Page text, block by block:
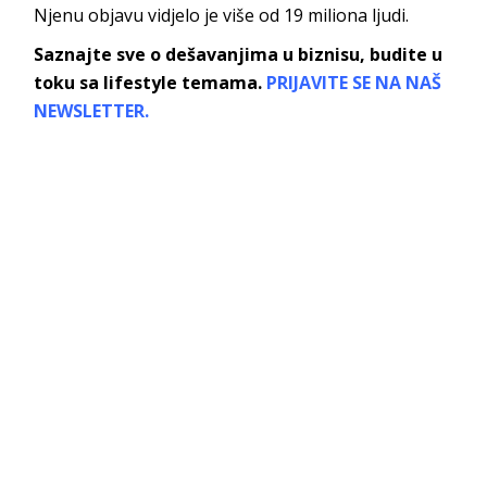
Njenu objavu vidjelo je više od 19 miliona ljudi.
Saznajte sve o dešavanjima u biznisu, budite u
toku sa lifestyle temama. PRIJAVITE SE NA NAŠ
NEWSLETTER.